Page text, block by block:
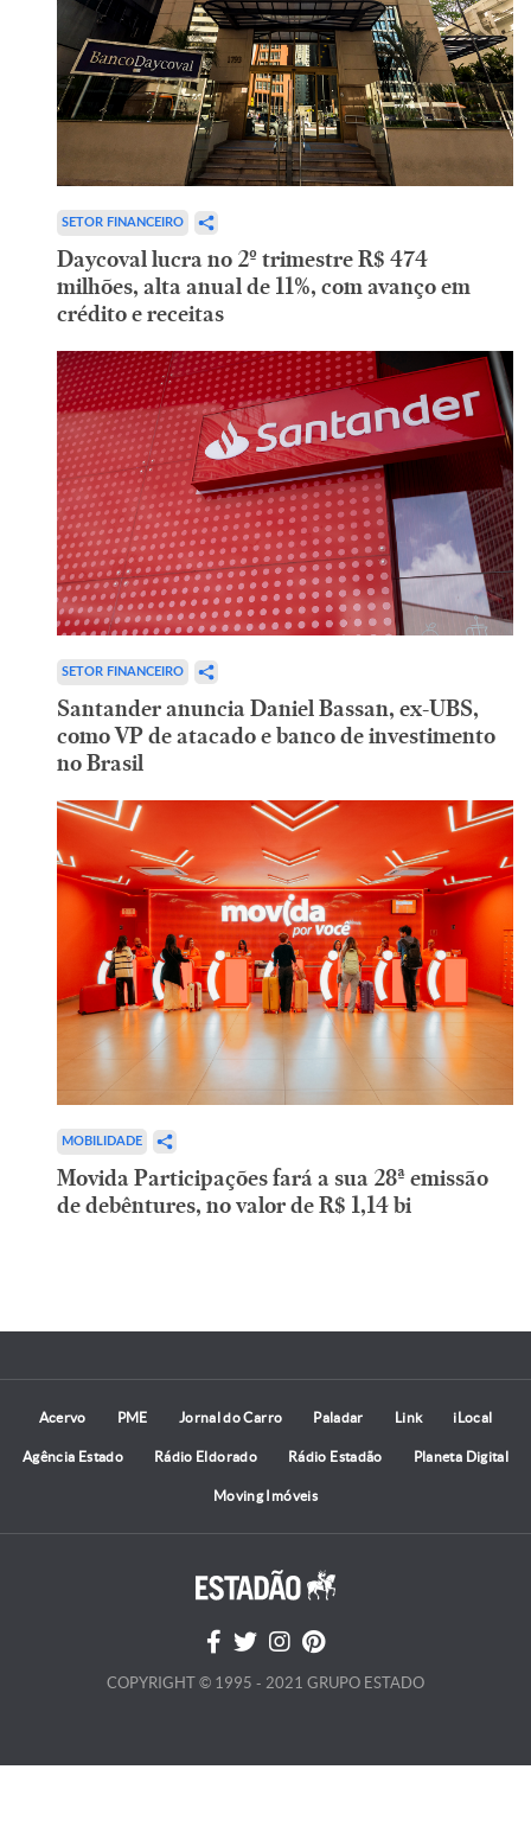
SETOR FINANCEIRO
Daycoval lucra no 2º trimestre R$ 474
milhões, alta anual de 11%, com avanço em
crédito e receitas
SETOR FINANCEIRO
Santander anuncia Daniel Bassan, ex-UBS,
como VP de atacado e banco de investimento
no Brasil
MOBILIDADE
Movida Participações fará a sua 28ª emissão
de debêntures, no valor de R$ 1,14 bi
Acervo PME Jornal do Carro Paladar Link iLocal
Agência Estado Rádio Eldorado Rádio Estadão Planeta Digital
Moving Imóveis
COPYRIGHT © 1995 - 2021 GRUPO ESTADO